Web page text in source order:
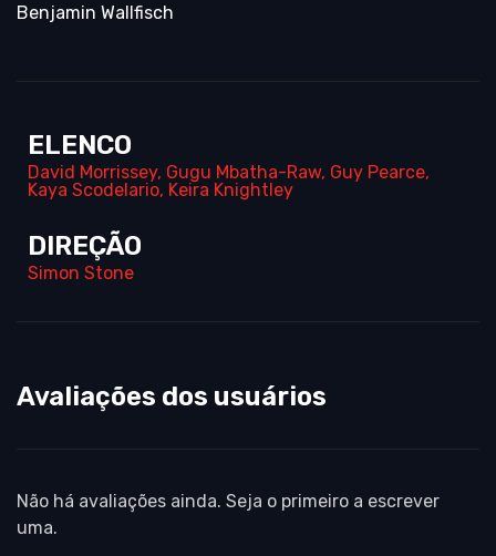
Benjamin Wallfisch
ELENCO
David Morrissey, Gugu Mbatha-Raw, Guy Pearce,
Kaya Scodelario, Keira Knightley
DIREÇÃO
Simon Stone
Avaliações dos usuários
Não há avaliações ainda. Seja o primeiro a escrever
uma.